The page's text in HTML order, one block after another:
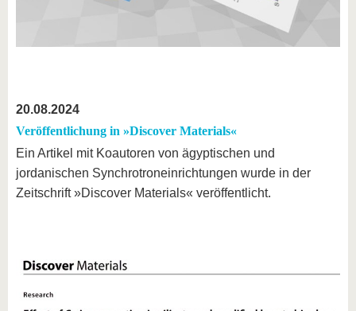
20.08.2024
Veröffentlichung in »Discover Materials«
Ein Artikel mit Koautoren von ägyptischen und
jordanischen Synchrotroneinrichtungen wurde in der
Zeitschrift »Discover Materials« veröffentlicht.